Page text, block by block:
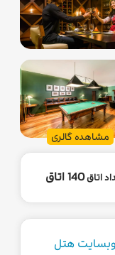
مشاهده گالری
اتاق140 اتاق
وبسایت هتل